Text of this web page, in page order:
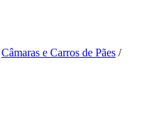
Câmaras e Carros de Pães /